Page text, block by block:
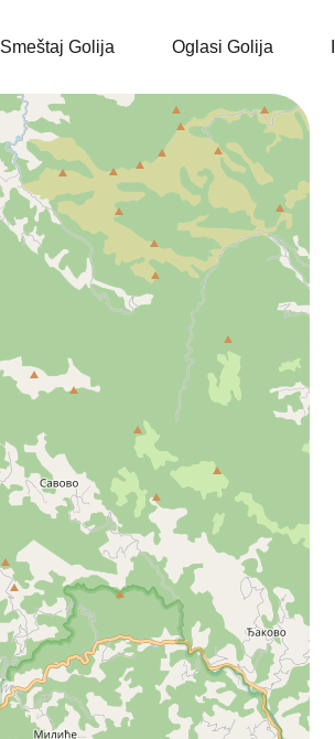
Smeštaj Golija
Smeštaj Golija Oglasi Golija